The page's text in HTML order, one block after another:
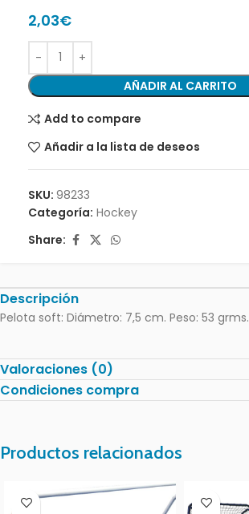
2,03€
AÑADIR AL CARRITO
Add to compare
Añadir a la lista de deseos
SKU: 98233
Categoría: Hockey
Share:
Descripción
Pelota soft: Diámetro: 7,5 cm. Peso: 53 grms.
Valoraciones (0)
Condiciones compra
Productos relacionados